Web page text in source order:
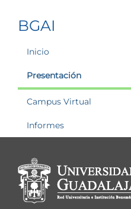
BGAI
Inicio
Presentación
Campus Virtual
Informes
Información del
portal